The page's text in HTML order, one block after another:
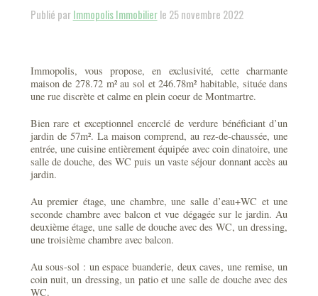
Publié parImmopolis Immobilierle 25 novembre 2022
Immopolis, vous propose, en exclusivité, cette charmante
maison de 278.72 m² au sol et 246.78m² habitable, située dans
une rue discrète et calme en plein coeur de Montmartre.
Bien rare et exceptionnel encerclé de verdure bénéficiant d’un
jardin de 57m². La maison comprend, au rez-de-chaussée, une
entrée, une cuisine entièrement équipée avec coin dinatoire, une
salle de douche, des WC puis un vaste séjour donnant accès au
jardin.
Au premier étage, une chambre, une salle d’eau+WC et une
seconde chambre avec balcon et vue dégagée sur le jardin. Au
deuxième étage, une salle de douche avec des WC, un dressing,
une troisième chambre avec balcon.
Au sous-sol : un espace buanderie, deux caves, une remise, un
coin nuit, un dressing, un patio et une salle de douche avec des
WC.